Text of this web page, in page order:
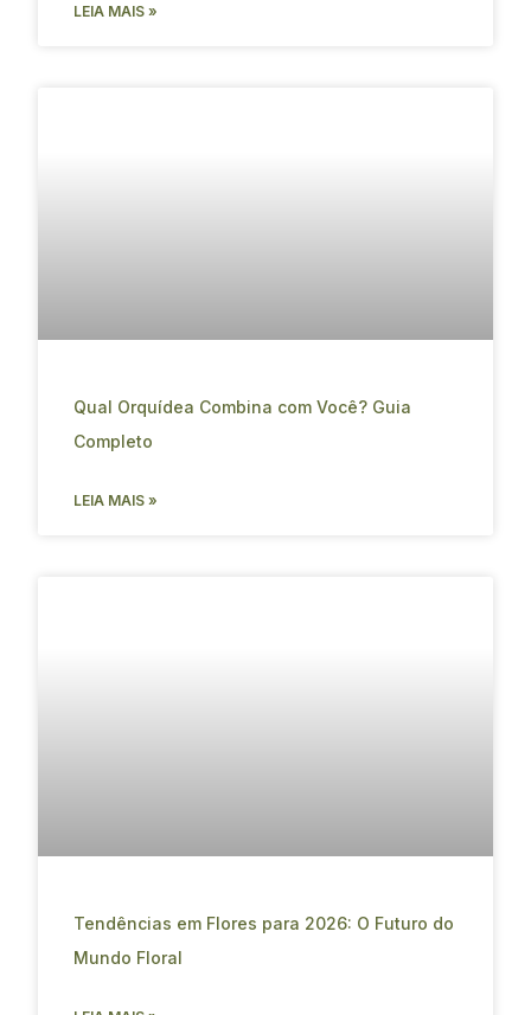
LEIA MAIS »
Qual Orquídea Combina com Você? Guia
Completo
LEIA MAIS »
Tendências em Flores para 2026: O Futuro do
Mundo Floral